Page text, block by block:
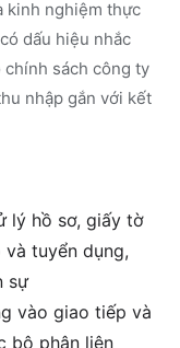
kinh nghiệm thực
dấu hiệu nhắc
sách công ty
nhập gắn với kết
lý hồ sơ, giấy tờ
tuyển dụng,
sự
vào giao tiếp và
bộ phận liên